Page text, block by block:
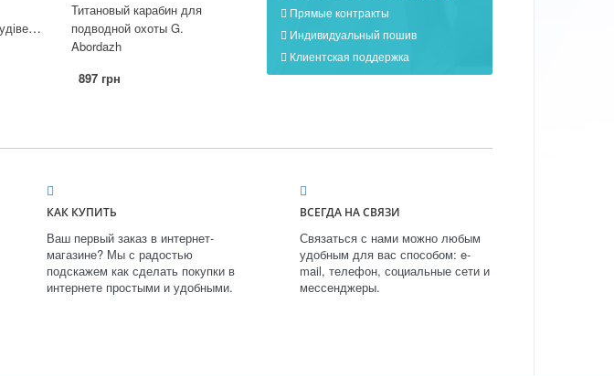
«грушоподібний»/«будівельний».
Титановый карабин для
подводной охоты G.
Abordazh
897 грн
Прямые контракты
Индивидуальный пошив
Клиентская поддержка
КАК КУПИТЬ
Ваш первый заказ в интернет-
магазине? Мы с радостью
подскажем как сделать покупки в
интернете простыми и удобными.
ВСЕГДА НА СВЯЗИ
Связаться с нами можно любым
удобным для вас способом: e-
mail, телефон, социальные сети и
мессенджеры.